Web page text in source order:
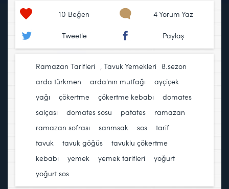
10 Beğen 4 Yorum Yaz
Tweetle Paylaş
Ramazan Tarifleri , Tavuk Yemekleri 8.sezon
arda türkmen
arda'nın mutfağı
ayçiçek
yağı
çökertme çökertme kebabı
domates
salçası
domates sosu patates ramazan
ramazan sofrası
sarımsak sos tarif
tavuk
tavuk göğüs
tavuklu çökertme
kebabı
yemek yemek tarifleri yoğurt
yoğurt sos